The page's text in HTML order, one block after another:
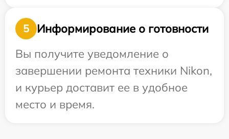
5
Информирование о готовности
Вы получите уведомление о
завершении ремонта техники Nikon,
и курьер доставит ее в удобное
место и время.